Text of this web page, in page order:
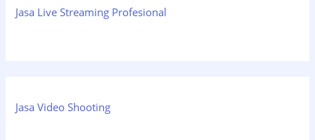
Jasa Live Streaming Profesional
Jasa Video Shooting